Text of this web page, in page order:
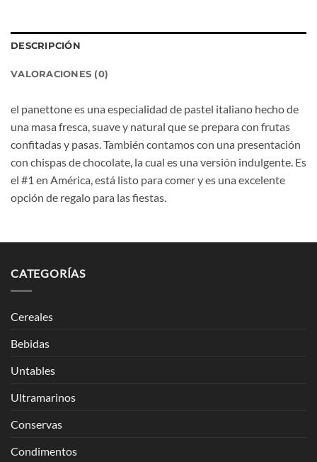
DESCRIPCIÓN
VALORACIONES (0)
el panettone es una especialidad de pastel italiano hecho de
una masa fresca, suave y natural que se prepara con frutas
confitadas y pasas. También contamos con una presentación
con chispas de chocolate, la cual es una versión indulgente. Es
el #1 en América, está listo para comer y es una excelente
opción de regalo para las fiestas.
CATEGORÍAS
Cereales
Bebidas
Untables
Ultramarinos
Conservas
Condimentos